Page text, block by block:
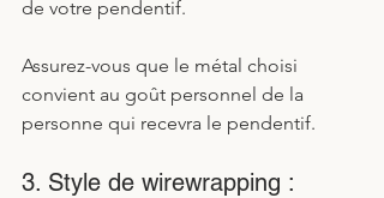
de votre pendentif.
Assurez-vous que le métal choisi
convient au goût personnel de la
personne qui recevra le pendentif.
3. Style de wirewrapping :